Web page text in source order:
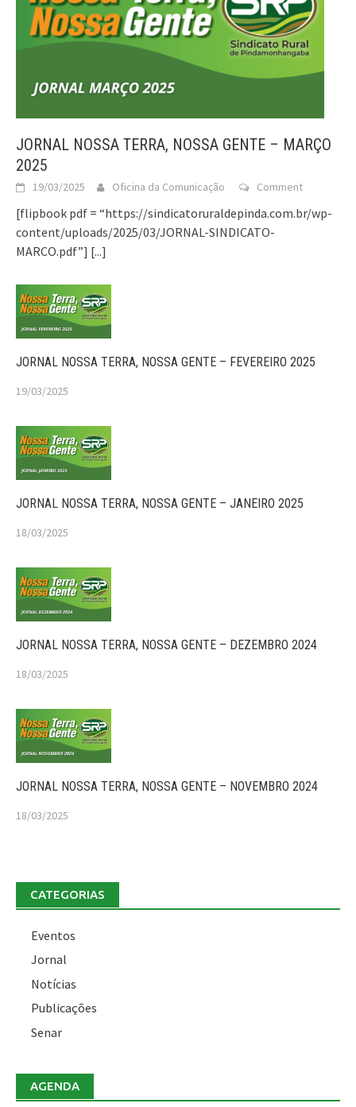
JORNAL NOSSA TERRA, NOSSA GENTE – MARÇO
2025
19/03/2025 Oficina da Comunicação Comment
[flipbook pdf = “https://sindicatoruraldepinda.com.br/wp-
content/uploads/2025/03/JORNAL-SINDICATO-
MARCO.pdf”] [...]
JORNAL NOSSA TERRA, NOSSA GENTE – FEVEREIRO 2025
19/03/2025
JORNAL NOSSA TERRA, NOSSA GENTE – JANEIRO 2025
18/03/2025
JORNAL NOSSA TERRA, NOSSA GENTE – DEZEMBRO 2024
18/03/2025
JORNAL NOSSA TERRA, NOSSA GENTE – NOVEMBRO 2024
18/03/2025
CATEGORIAS
Eventos
Jornal
Notícias
Publicações
Senar
AGENDA